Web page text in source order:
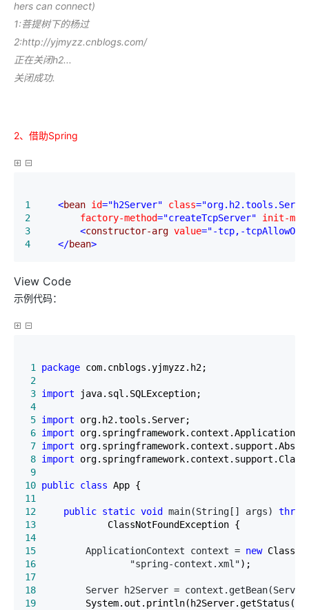
hers can connect)
1:菩提树下的杨过
2:http://yjmyzz.cnblogs.com/
正在关闭h2...
关闭成功.
2、借助Spring
1 <bean id="h2Server" class
2
        factory-method
="createTcpServer" init-
3
<constructor-arg value="-tcp,-
4
</bean>
View Code
示例代码：
1 package
2
3 import
4
5 import
6 import
7 import
8 import
9
10 public class
11
12
public static void main(String[] args)
13
14
15
         ApplicationContext context =
new
16
                 "spring-context.xml"
17
18
Server h2Server =
19